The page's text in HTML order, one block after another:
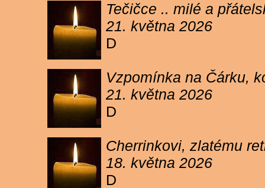
Tečičce .. milé a
21. května 2026
D
Vzpomínka na Čárku,
21. května 2026
D
Cherrinkovi, zlatému
18. května 2026
D